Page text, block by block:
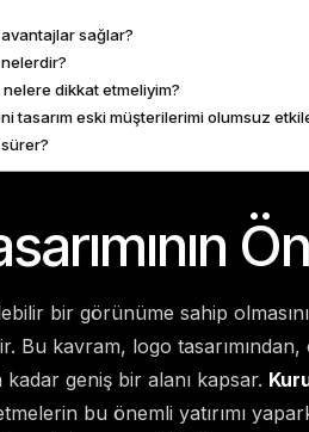
sağlar?
nelerdir?
nelere dikkat etmeliyim?
tasarım eski müşterilerimi olumsuz
bir görünüme sahip
Bu kavram, logo tasarımından,
kadar geniş bir alanı kapsar.
bu önemli yatırımı